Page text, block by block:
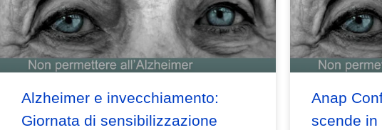
Alzheimer e invecchiamento:
Giornata di sensibilizzazione
Anap
scende in